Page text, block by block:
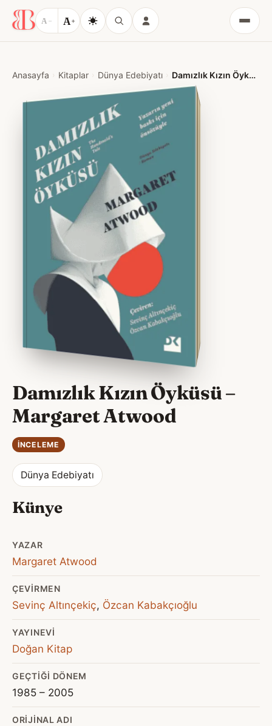
A − A+
Menü
Anasayfa Kitaplar Dünya Edebiyatı Damızlık Kızın Öyküsü – Margaret Atwood
Damızlık Kızın Öyküsü –
Margaret Atwood
İNCELEME
Dünya Edebiyatı
Künye
YAZAR
Margaret Atwood
ÇEVIRMEN
Sevinç Altınçekiç, Özcan Kabakçıoğlu
YAYINEVI
Doğan Kitap
GEÇTIĞI DÖNEM
1985 – 2005
ORIJINAL ADI